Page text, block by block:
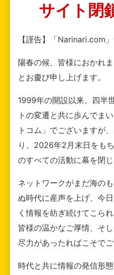
サイト閉
【謹告】「Narinari.com
陽春の候、皆様におかれ
とお慶び申し上げます。
1999年の開設以来、四半
トの変遷と共に歩んでま
トコム」でございますが
り、2026年2月末日をも
のすべての活動に幕を閉
ネットワークがまだ海の
ぬ時代に産声を上げ、今
く情報を紡ぎ続けてこら
皆様の温かなご厚情、そ
尽力があったればこそでご
時代と共に情報の発信形